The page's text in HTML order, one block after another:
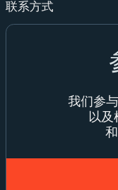
联系方式
我们参
以及